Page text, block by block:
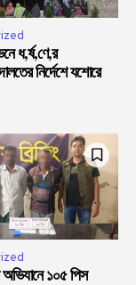
ধ,র্ষ,ণে,র
নির্দেশে যশোরে
অভিযানে ১০৫ পিস